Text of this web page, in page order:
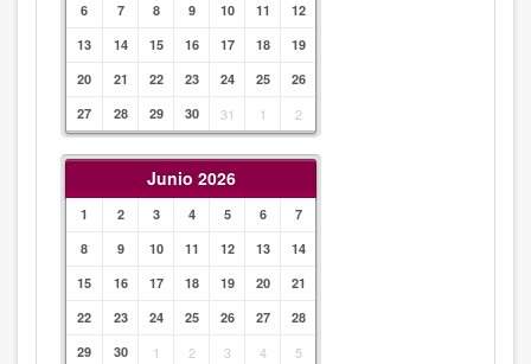
6
7 8 9 10 11
12
13
14 15 16 17 18
19
20
21 22 23 24 25
26
27
28 29 30 31 1 2
Junio 2026
1 2 3 4 5 6
7
8
9 10 11 12 13
14
15
16 17 18 19 20
21
22
23 24 25 26 27
28
29
30 1 2 3 4 5